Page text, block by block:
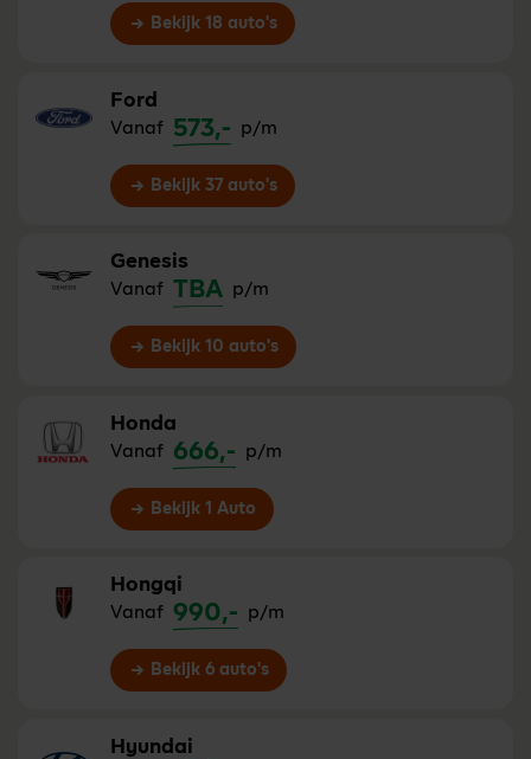
Bekijk 18 auto's
Ford
Vanaf 573,- p/m
Bekijk 37 auto's
Genesis
Vanaf TBA p/m
Bekijk 10 auto's
Honda
Vanaf 666,- p/m
Bekijk 1 Auto
Hongqi
Vanaf 990,- p/m
Bekijk 6 auto's
Hyundai